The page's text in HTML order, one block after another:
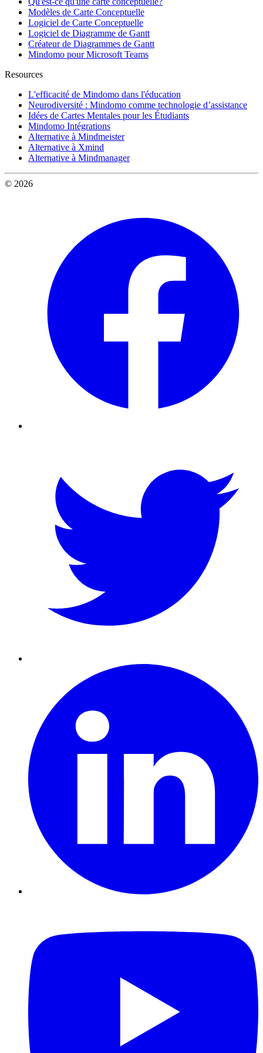
Modèles de Carte Conceptuelle
Logiciel de Carte Conceptuelle
Logiciel de Diagramme de Gantt
Créateur de Diagrammes de Gantt
Mindomo pour Microsoft Teams
Resources
L'efficacité de Mindomo dans l'éducation
Neurodiversité : Mindomo comme technologie d’assistance
Idées de Cartes Mentales pour les Étudiants
Mindomo Intégrations
Alternative à Mindmeister
Alternative à Xmind
Alternative à Mindmanager
© 2026